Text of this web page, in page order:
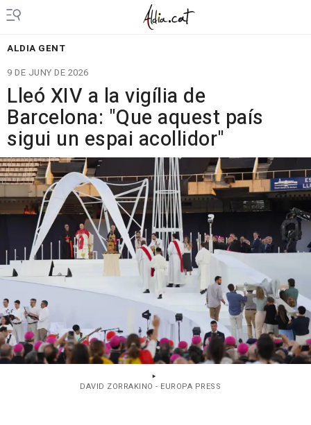
ALDIA GENT
9 DE JUNY DE 2026
Lleó XIV a la vigília de
Barcelona: "Que aquest país
sigui un espai acollidor"
DAVID ZORRAKINO - EUROPA PRESS